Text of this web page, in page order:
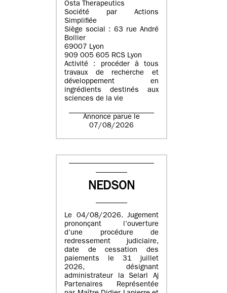
Osta Therapeutics
Société par Actions
Simplifiée
Siège social : 63 rue André
Bollier
69007 Lyon
909 005 605 RCS Lyon
Activité : procéder à tous
travaux de recherche et
développement en
ingrédients destinés aux
sciences de la vie
Annonce parue le
07/08/2026
NEDSON
Le 04/08/2026. Jugement
prononçant l’ouverture
d’une procédure de
redressement judiciaire,
date de cessation des
paiements le 31 juillet
2026, désignant
administrateur la Selarl Aj
Partenaires Représentée